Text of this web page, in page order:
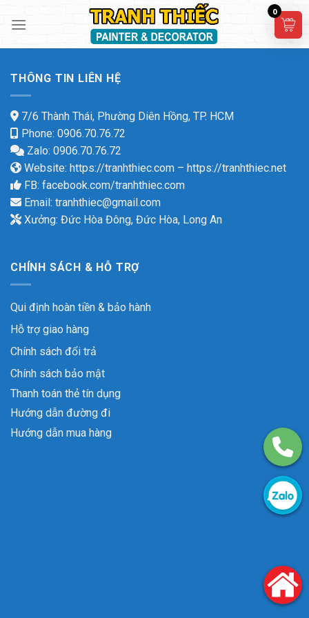
THÔNG TIN LIÊN HỆ
7/6 Thành Thái, Phường Diên Hồng, TP. HCM
Phone: 0906.70.76.72
Zalo: 0906.70.76.72
Website: https://tranhthiec.com – https://tranhthiec.net
FB: facebook.com/tranhthiec.com
Email: tranhthiec@gmail.com
Xưởng: Đức Hòa Đông, Đức Hòa, Long An
CHÍNH SÁCH & HỖ TRỢ
Qui định hoàn tiền & bảo hành
Hỗ trợ giao hàng
Chính sách đổi trả
Chính sách bảo mật
Thanh toán thẻ tín dụng
Hướng dẫn đường đi
Hướng dẫn mua hàng
0